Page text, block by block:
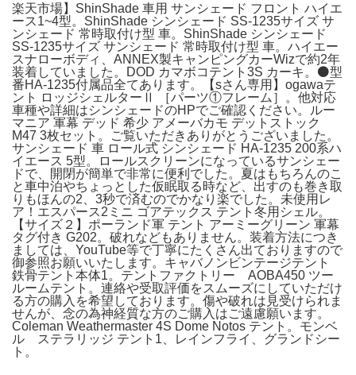
楽天市場】ShinShade 車用 サンシェード フロント ハイエ
ース1~4型。ShinShade シンシェード SS-1235サイズ サ
ンシェード 常時取付け型 車。ShinShade シンシェード
SS-1235サイズ サンシェード 常時取付け型 車。ハイエー
スナローボディ、ANNEX製キャンピングカーWizで約2年
装着していました。DOD カマボコテント3S カーキ。⚫️型
番HA-1235付属品全てあります。【sさん専用】ogawaテ
ント ロッジシェルターⅡ ［パーツ①フレーム］。他対応
車種や詳細はシンシェードのHPでご確認ください。ルー
マニア 軍幕 デッド 希少 アメーバカモ デットストック
M47 3枚セット。ご覧いただきありがとうございました。
サンシェード 車 ロール式 シンシェード HA-1235 200系ハ
イエース 5型。ロールスクリーンになっているサンシェー
ドで、開閉が簡単で非常に便利でした。夏はもちろんのこ
と車中泊やちょっとした仮眠取る時など、出すのも巻き取
りもほんの2、3秒で済むのでかなり楽でした。未使用レ
ア！エスパース2ミニ ゴアテックス テント冬用シェル。
【サイズ２】ポーランド軍 テント アーミーグリーン 軍幕
タグ付き G202。破れなどもありません。装着方法につき
ましては、YouTube等で丁寧にたくさん出ておりますので
御参照お願いいたします。キャバノンビンテージテント
鉄骨テント本体1。テントファクトリー AOBA450 ツー
ルームテント。連絡や受取評価をスムーズにしていただけ
る方の購入を希望しております。傷や破れは見受けられま
せんが、念の為神経質な方のご購入はご遠慮願います。
Coleman Weathermaster 4S Dome Notos テント。モンベ
ル ステラリッジ テント1、レインフライ、グランドシー
ト。